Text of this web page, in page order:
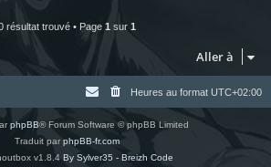
r
résultat trouvé • Page 1 sur 1
Aller à
Heures au format UTC+02:00
phpBB® Forum Software © phpBB Limited
Traduit parphpBB-fr.com
v1.8.4 By Sylver35 - Breizh Code